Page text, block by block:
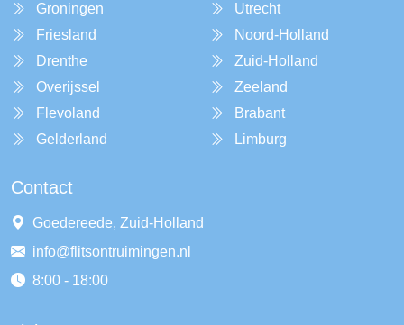
Groningen
Friesland
Drenthe
Overijssel
Flevoland
Gelderland
Utrecht
Noord-Holland
Zuid-Holland
Zeeland
Brabant
Limburg
Contact
Goedereede, Zuid-Holland
info@flitsontruimingen.nl
8:00 - 18:00